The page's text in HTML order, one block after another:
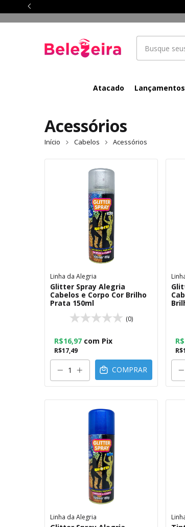
Atacado Lançamentos
Acessórios
Início Cabelos Acessórios
Linha da Alegria
Glitter Spray Alegria
Cabelos e Corpo Cor Brilho
Prata 150ml
(0)
R$17,49
R$16,97 com Pix
COMPRAR
Linha da Alegria